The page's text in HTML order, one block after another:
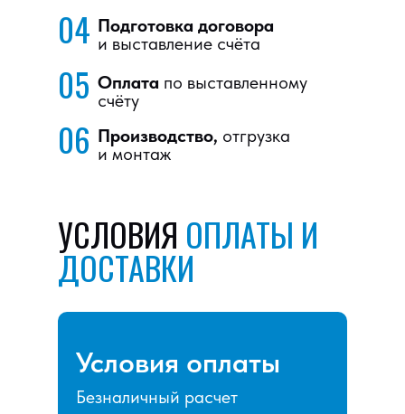
Оплата по выставленному
счёту
05
Подготовка договора
и выставление счёта
04
Производство, отгрузка
и монтаж
06
УСЛОВИЯ ОПЛАТЫ И
ДОСТАВКИ
Безналичный расчет
Условия оплаты